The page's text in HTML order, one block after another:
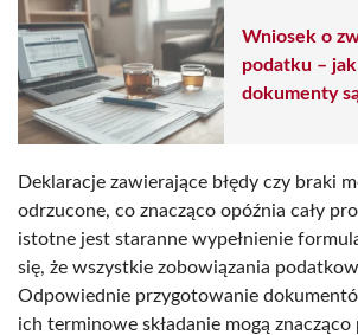
Wniosek o
podatku – jak
dokumenty
Deklaracje zawierające błędy czy braki
odrzucone, co znacząco opóźnia cały
istotne jest staranne wypełnienie
się, że wszystkie zobowiązania
Odpowiednie przygotowanie
ich terminowe składanie mogą